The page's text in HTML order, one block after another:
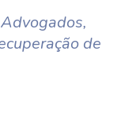
de